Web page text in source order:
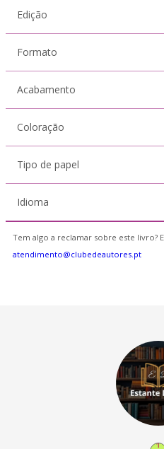
Edição
Formato
Acabamento
Coloração
Tipo de papel
Idioma
Tem algo a reclamar sobre este livro?
atendimento@clubedeautores.pt